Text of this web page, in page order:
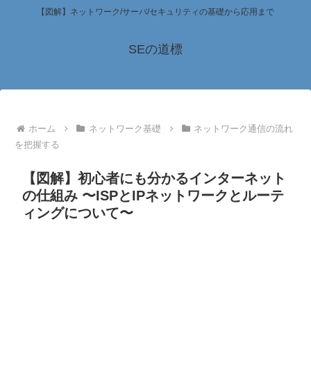
【図解】ネットワーク/サーバ/セキュリティの基礎から応用まで
SEの道標
ホーム ネットワーク基礎
ネットワーク通信の流れ
を把握する
【図解】初心者にも分かるインターネット
の仕組み 〜ISPとIPネットワークとルーテ
ィングについて〜